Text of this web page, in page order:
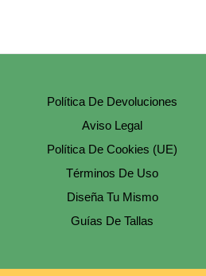
Política De Devoluciones
Aviso Legal
Política De Cookies (UE)
Términos De Uso
Diseña Tu Mismo
Guías De Tallas